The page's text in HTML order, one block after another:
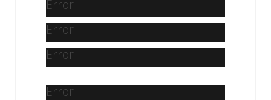
Error
Error
Error
Error